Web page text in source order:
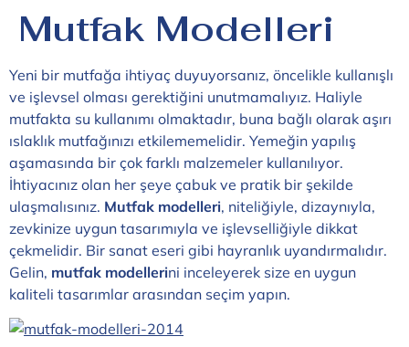
Mutfak Modelleri
Yeni bir mutfağa ihtiyaç duyuyorsanız, öncelikle kullanışlı
ve işlevsel olması gerektiğini unutmamalıyız. Haliyle
mutfakta su kullanımı olmaktadır, buna bağlı olarak aşırı
ıslaklık mutfağınızı etkilememelidir. Yemeğin yapılış
aşamasında bir çok farklı malzemeler kullanılıyor.
İhtiyacınız olan her şeye çabuk ve pratik bir şekilde
ulaşmalısınız. Mutfak modelleri, niteliğiyle, dizaynıyla,
zevkinize uygun tasarımıyla ve işlevselliğiyle dikkat
çekmelidir. Bir sanat eseri gibi hayranlık uyandırmalıdır.
Gelin, mutfak modellerini inceleyerek size en uygun
kaliteli tasarımlar arasından seçim yapın.